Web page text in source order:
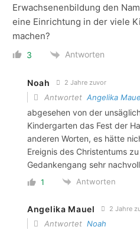
Erwachsenenbildung den
eine Einrichtung in der viele
machen?
3 Antworten
Noah 2 Jahre zuvor
Antwortet Angelika
abgesehen von der
Kindergarten das Fest der
anderen Worten, es hätte
Ereignis des Christentums
Gedankengang sehr
1 Antworten
Angelika Mauel 2 Jahre
Antwortet Noah